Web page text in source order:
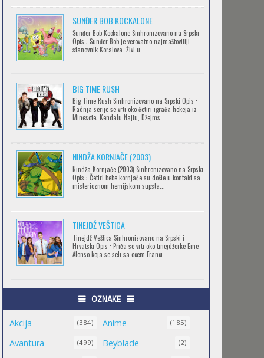
Feb 12 2023 |Gledaj »
2.43: SEIIN HIGH SCHOOL BOYS
VOLLEYBALL TEAM
CLEAN FREAK! AOYAMA-KUN
RECORD OF RAGNAROK
Feb 11 2023 |Gledaj »
TORADORA
Feb 11 2023 |Gledaj »
TRIGUN STAMPEDE
Feb 11 2023 |Gledaj »
ORIENT
SUNĐER BOB KOCKALONE
Sunđer Bob Kockalone Sinhronizovano na Srpski
Opis : Sunđer Bob je verovatno najmaštovitiji
stanovnik Koralova. Živi u ...
BIG TIME RUSH
Big Time Rush Sinhronizovano na Srpski Opis :
Radnja serije se vrti oko četiri igrača hokeja iz
Minesote: Kendalu Najtu, Džejms...
NINDŽA KORNJAČE (2003)
Nindža Kornjače (2003) Sinhronizovano na Srpski
Opis : Četiri bebe kornjače su došle u kontakt sa
misterioznom hemijskom supsta...
TINEJDŽ VEŠTICA
Tinejdž Veštica Sinhronizovano na Srpski i
Hrvatski Opis : Priča se vrti oko tinejdžerke Eme
Alonso koja se seli sa ocem Franci...
OZNAKE
Akcija (384) Anime (185)
Avantura (499) Beyblade (2)